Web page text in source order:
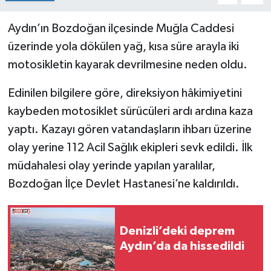
Aydın’ın Bozdoğan ilçesinde Muğla Caddesi
üzerinde yola dökülen yağ, kısa süre arayla iki
motosikletin kayarak devrilmesine neden oldu.
Edinilen bilgilere göre, direksiyon hâkimiyetini
kaybeden motosiklet sürücüleri ardı ardına kaza
yaptı. Kazayı gören vatandaşların ihbarı üzerine
olay yerine 112 Acil Sağlık ekipleri sevk edildi. İlk
müdahalesi olay yerinde yapılan yaralılar,
Bozdoğan İlçe Devlet Hastanesi’ne kaldırıldı.
Denizli’deki deprem
Aydın’da da hissedildi